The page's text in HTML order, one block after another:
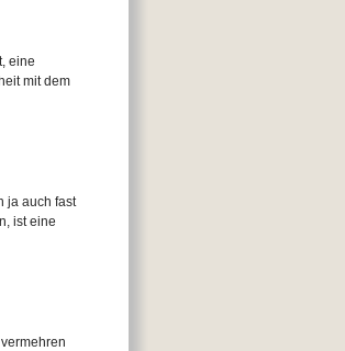
eine
mit dem
ja auch fast
ist eine